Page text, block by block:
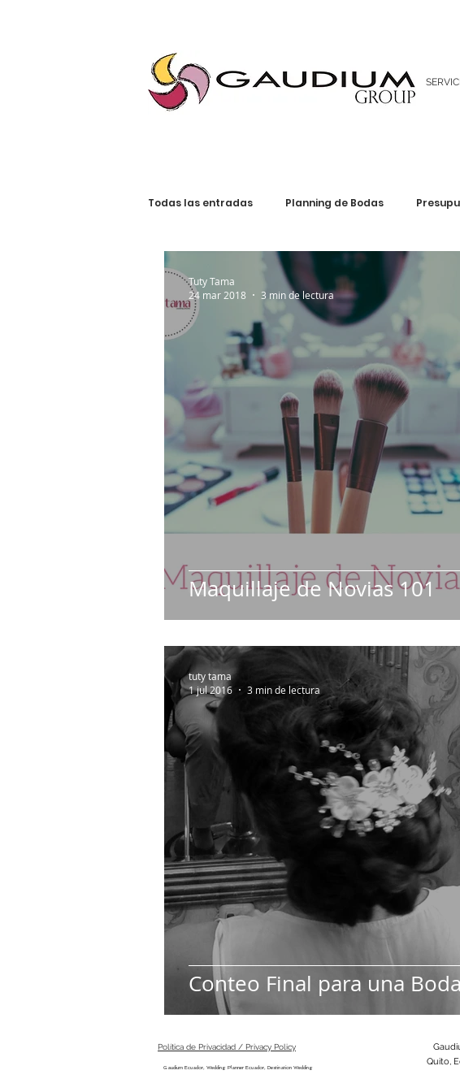
"Gaudium, Eventos Corporativos, Wedding Planner, Eventos, Quito"
Todas las entradas Planning de Bodas
Invitaciones Decoración
Tendencias de Bodas Planning Corporativo
Luna de Miel Catering & Licor Para Parejas
Maquillaje de Novias 101
Tuty Tama
24 mar 2018
3 min de lectura
Conteo Final para una Boda
tuty tama
1 jul 2016
3 min de lectura
Política de Privacidad / Privacy Policy
Quito,
Gaudium Ecuador, Wedding Planner Ecuador, Destination Wedding